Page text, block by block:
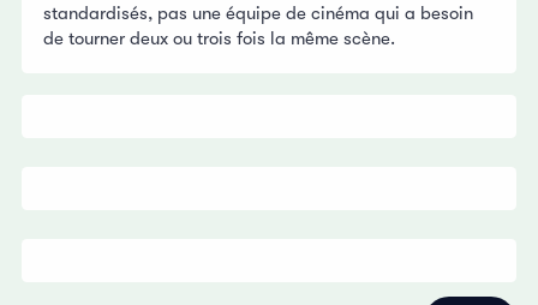
standardisés, pas une équipe de cinéma qui a besoin
de tourner deux ou trois fois la même scène.